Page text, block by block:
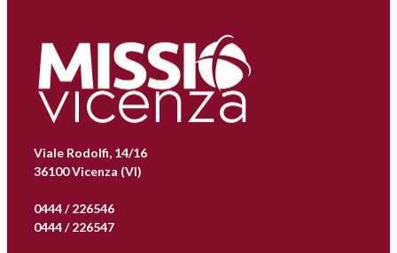
Viale Rodolfi, 14/16
36100 Vicenza (VI)
0444 / 226546
0444 / 226547